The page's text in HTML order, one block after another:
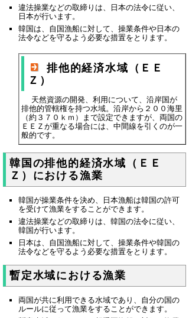
違法操業などの取締りは、日本の法令に従い、
日本が行います。
韓国は、自国漁船に対して、操業条件や日本の
法令などを守るよう必要な措置をとります。
排他的経済水域（ＥＥ
Ｚ）
天然資源の開発、利用について、沿岸国が
排他的管轄権を持つ水域。沿岸から２００海里
（約３７０ｋｍ）まで設定できますが、両国の
ＥＥＺが重なる場合には、中間線を引くのが一
般的です。
韓国の排他的経済水域（ＥＥ
Ｚ）における漁業
韓国が操業条件を決め、日本漁船は韓国の許可
を受けて漁業をすることができます。
違法操業などの取締りは、韓国の法令に従い、
韓国が行います。
日本は、自国漁船に対して、操業条件や韓国の
法令などを守るよう必要な措置をとります。
暫定水域における漁業
両国が共に利用できる水域であり、自分の国の
ルールに従って漁業をすることができます。